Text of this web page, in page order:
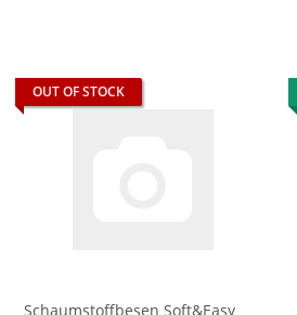
OUT OF STOCK
Schaumstoffbesen Soft&Easy